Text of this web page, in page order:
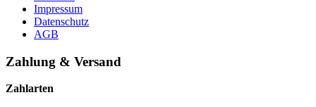
Impressum
Datenschutz
AGB
Zahlung & Versand
Zahlarten